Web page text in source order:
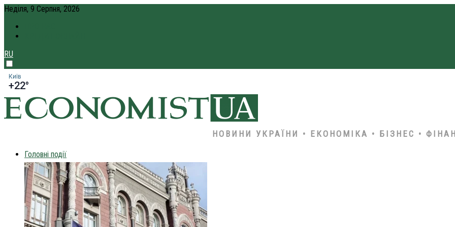
Неділя, 9 Серпня, 2026
RU
Київ
+22°
НОВИНИ УКРАЇНИ • ЕКОНОМІКА • БІЗНЕС •
Головні події